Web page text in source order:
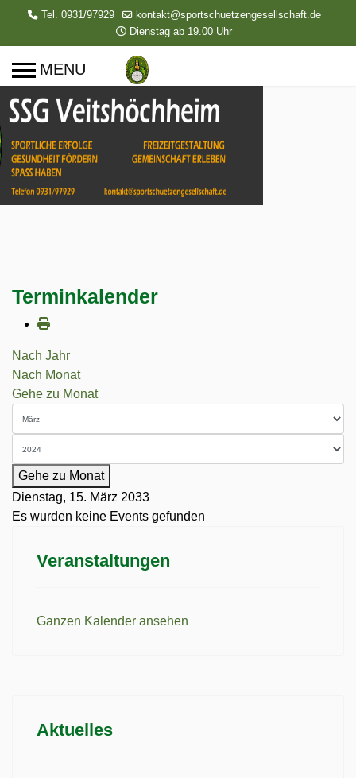
Tel. 0931/97929
kontakt@sportschuetzengesellschaft.de
Dienstag ab 19.00 Uhr
Terminkalender
Nach Jahr
Nach Monat
Gehe zu Monat
Gehe zu Monat
Dienstag, 15. März 2033
Es wurden keine Events gefunden
Veranstaltungen
Ganzen Kalender ansehen
Aktuelles